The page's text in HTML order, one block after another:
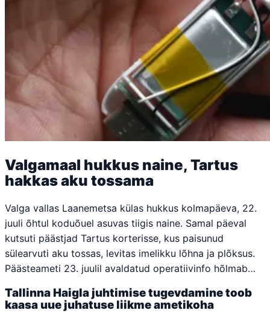
Valgamaal hukkus naine, Tartus
hakkas aku tossama
Valga vallas Laanemetsa külas hukkus kolmapäeva, 22.
juuli õhtul koduõuel asuvas tiigis naine. Samal päeval
kutsuti päästjad Tartus korterisse, kus paisunud
sülearvuti aku tossas, levitas imelikku lõhna ja plõksus.
Päästeameti 23. juulil avaldatud operatiivinfo hõlmab…
Tallinna Haigla juhtimise tugevdamine toob
kaasa uue juhatuse liikme ametikoha